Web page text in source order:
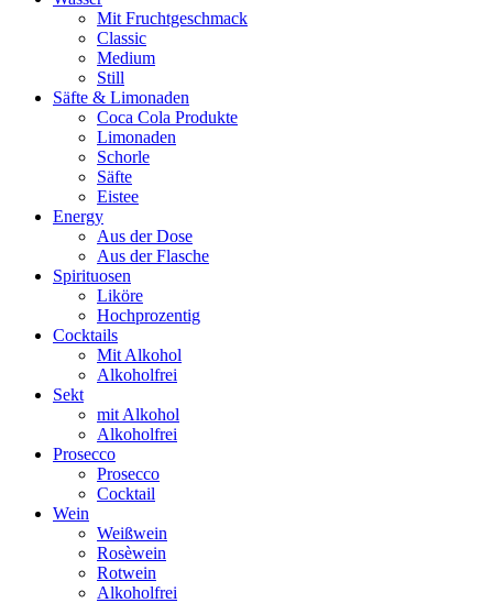
Mit Fruchtgeschmack
Classic
Medium
Still
Säfte & Limonaden
Coca Cola Produkte
Limonaden
Schorle
Säfte
Eistee
Energy
Aus der Dose
Aus der Flasche
Spirituosen
Liköre
Hochprozentig
Cocktails
Mit Alkohol
Alkoholfrei
Sekt
mit Alkohol
Alkoholfrei
Prosecco
Prosecco
Cocktail
Wein
Weißwein
Rosèwein
Rotwein
Alkoholfrei